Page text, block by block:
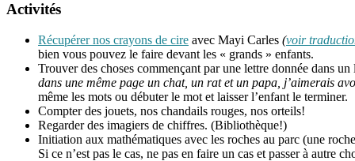
Activités
Récupérer nos crayons de cire avec Mayi Carles (voir
bien vous pouvez le faire devant les « grands » enfants.
Trouver des choses commençant par une lettre donnée dans
dans une même page un chat, un rat et un papa, j’aimerais
même les mots ou débuter le mot et laisser l’enfant le terminer.
Compter des jouets, nos chandails rouges, nos orteils!
Regarder des imagiers de chiffres. (Bibliothèque!)
Initiation aux mathématiques avec les roches au parc (une
Si ce n’est pas le cas, ne pas en faire un cas et passer à autre